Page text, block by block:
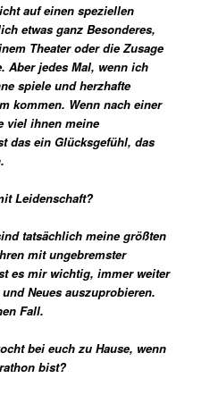
auf einen speziellen
etwas ganz Besonderes,
Theater oder die Zusage
Aber jedes Mal, wenn ich
spiele und herzhafte
kommen. Wenn nach einer
viel ihnen meine
das ein Glücksgefühl, das
Leidenschaft?
tatsächlich meine größten
mit ungebremster
es mir wichtig, immer weiter
Neues auszuprobieren.
Fall.
bei euch zu Hause, wenn
bist?